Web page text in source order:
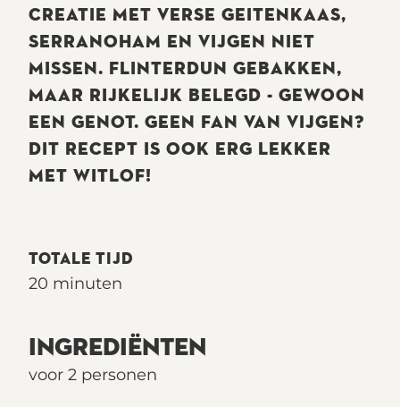
CREATIE MET VERSE GEITENKAAS,
SERRANOHAM EN VIJGEN NIET
MISSEN. FLINTERDUN GEBAKKEN,
MAAR RIJKELIJK BELEGD - GEWOON
EEN GENOT. GEEN FAN VAN VIJGEN?
DIT RECEPT IS OOK ERG LEKKER
MET WITLOF!
TOTALE TIJD
20 minuten
INGREDIËNTEN
voor 2 personen